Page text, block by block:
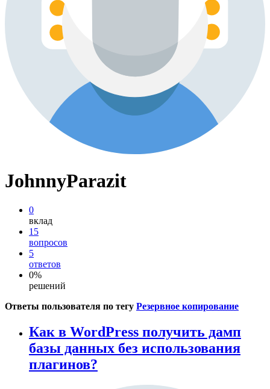
JohnnyParazit
0
вклад
15
вопросов
5
ответов
0%
решений
Ответы пользователя по тегу Резервное копирование
Как в WordPress получить дамп
базы данных без использования
плагинов?